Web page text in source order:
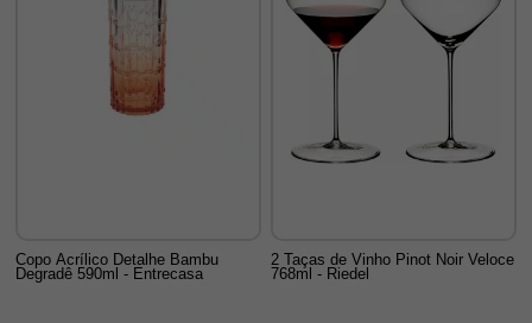
Copo Acrílico Detalhe Bambu
Degradê 590ml - Entrecasa
2 Taças de Vinho Pinot Noir Veloce
768ml - Riedel